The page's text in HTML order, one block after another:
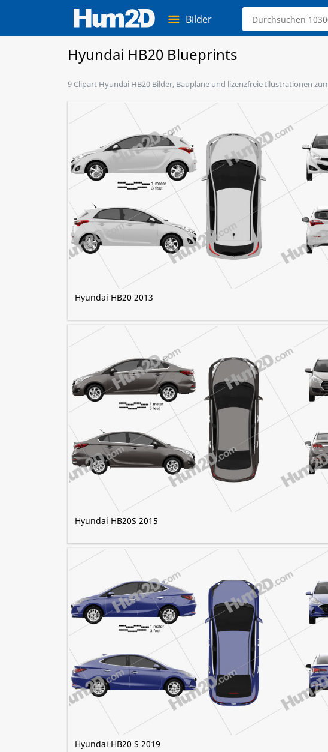
Bilder
Hyundai HB20 Blueprints
9 Clipart Hyundai HB20 Bilder, Baupläne und lizenzfreie Illustrationen
Hyundai HB20 2013
Hyundai HB20S 2015
Hyundai HB20 S 2019